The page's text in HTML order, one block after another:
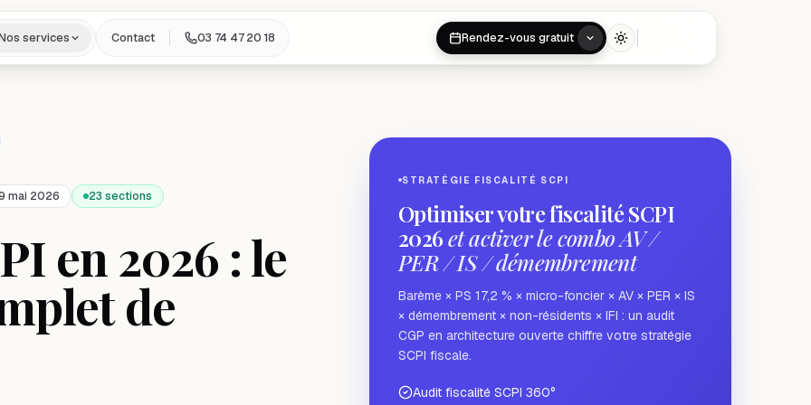
services Contact 03 74 47 20 18 Rendez-vous gratuit Toggle theme
mai 2026 23 sections
en 2026 : le
de
STRATÉGIE FISCALITÉ SCPI
Optimiser votre fiscalité SCPI
2026et activer le combo AV /
PER / IS / démembrement
Barème × PS 17,2 % × micro-foncier × AV × PER × IS
× démembrement × non-résidents × IFI : un audit
CGP en architecture ouverte chiffre votre stratégie
SCPI fiscale.
Audit fiscalité SCPI 360°